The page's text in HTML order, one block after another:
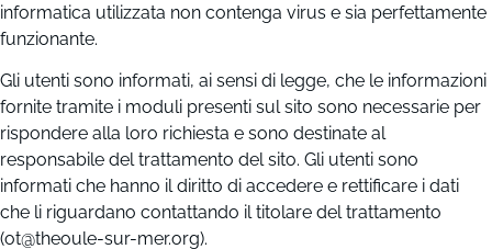
informatica utilizzata non contenga virus e sia perfettamente
funzionante.
Gli utenti sono informati, ai sensi di legge, che le informazioni
fornite tramite i moduli presenti sul sito sono necessarie per
rispondere alla loro richiesta e sono destinate al
responsabile del trattamento del sito. Gli utenti sono
informati che hanno il diritto di accedere e rettificare i dati
che li riguardano contattando il titolare del trattamento
(ot@theoule-sur-mer.org).